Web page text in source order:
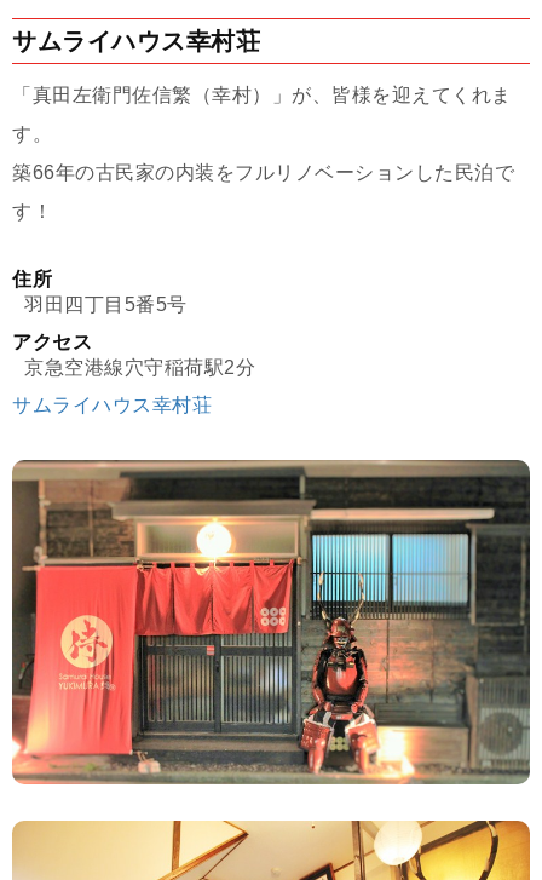
サムライハウス幸村荘
「真田左衛門佐信繁（幸村）」が、皆様を迎えてくれま
す。
築66年の古民家の内装をフルリノベーションした民泊で
す！
住所
羽田四丁目5番5号
アクセス
京急空港線穴守稲荷駅2分
サムライハウス幸村荘